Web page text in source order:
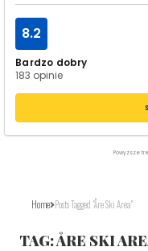
Bardzo dobry
183 opinie
8.2
Powyższe
Home Posts Tagged "Åre Ski Area"
TAG:ÅRE SKI